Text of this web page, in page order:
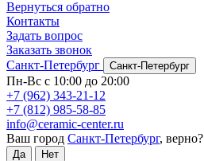
Вернуться обратно
Контакты
Задать вопрос
Заказать звонок
Санкт-Петербург
Санкт-Петербург
Пн-Вс с 10:00 до 20:00
+7 (962) 343-21-12
+7 (812) 985-58-85
info@ceramic-center.ru
Ваш город Санкт-Петербург, верно?
Да Нет